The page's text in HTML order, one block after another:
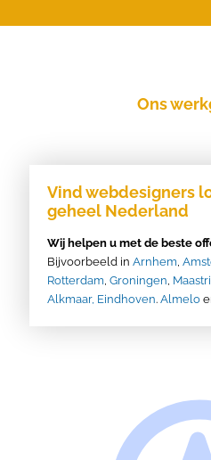
Ons
Vind webdesigners
geheel Nederland
Wij helpen u met de beste
Bijvoorbeeld in Arnhem,
Rotterdam, Groningen,
Alkmaar, Eindhoven. Almelo